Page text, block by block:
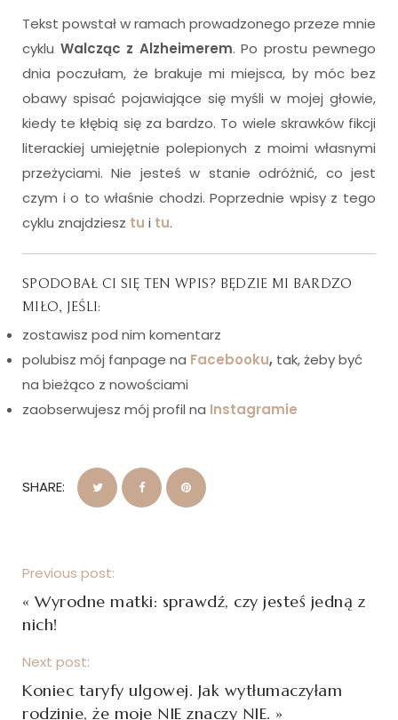
Tekst powstał w ramach prowadzonego przeze mnie
cyklu Walcząc z Alzheimerem. Po prostu pewnego
dnia poczułam, że brakuje mi miejsca, by móc bez
obawy spisać pojawiające się myśli w mojej głowie,
kiedy te kłębią się za bardzo. To wiele skrawków fikcji
literackiej umiejętnie polepionych z moimi własnymi
przeżyciami. Nie jesteś w stanie odróżnić, co jest
czym i o to właśnie chodzi. Poprzednie wpisy z tego
cyklu znajdziesz tu i tu.
SPODOBAŁ CI SIĘ TEN WPIS? BĘDZIE MI BARDZO
MIŁO, JEŚLI:
zostawisz pod nim komentarz
polubisz mój fanpage na Facebooku, tak, żeby być
na bieżąco z nowościami
zaobserwujesz mój profil na Instagramie
SHARE:
Previous post:
« Wyrodne matki: sprawdź, czy jesteś jedną z
nich!
Next post:
Koniec taryfy ulgowej. Jak wytłumaczyłam
rodzinie, że moje NIE znaczy NIE. »